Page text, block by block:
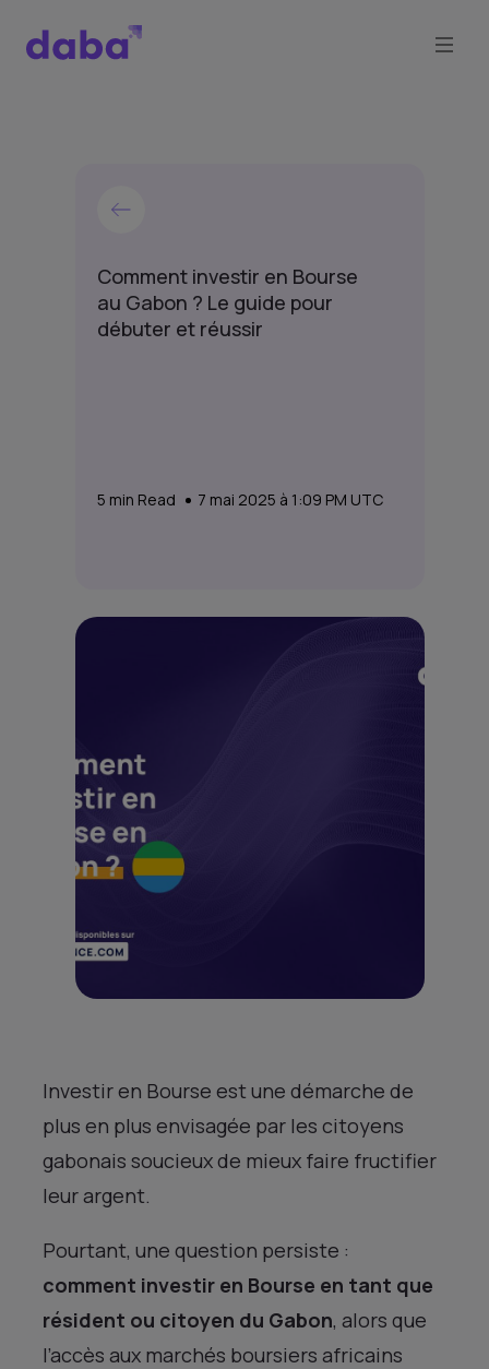
Comment investir en Bourse
au Gabon ? Le guide pour
débuter et réussir
5 min Read 7 mai 2025 à 1:09 PM UTC
Investir en Bourse est une démarche de
plus en plus envisagée par les citoyens
gabonais soucieux de mieux faire fructifier
leur argent.
Pourtant, une question persiste :
comment investir en Bourse en tant que
résident ou citoyen du Gabon, alors que
l’accès aux marchés boursiers africains